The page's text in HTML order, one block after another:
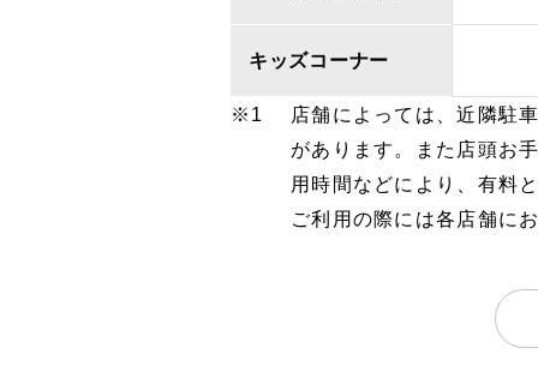
キッズコーナー
店舗によっては、近隣駐
があります。また店頭お
用時間などにより、有料
ご利用の際には各店舗に